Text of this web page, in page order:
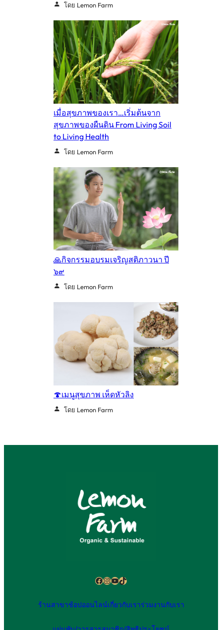
โดย Lemon Farm
เมื่อสุขภาพของเรา…เริ่มต้นจาก
สุขภาพของผืนดิน From Living Soil
to Living Health
โดย Lemon Farm
🙏กิจกรรมอบรมเจริญสติภาวนา ปี
๖๙
โดย Lemon Farm
🍄เมนูสุขภาพ เห็ดหัวลิง
โดย Lemon Farm
Facebook
Instagram
YouTube
TikTok
ร้านสาขาช้อปออนไลน์เกี่ยวกับเราร่วมงานกับเรา